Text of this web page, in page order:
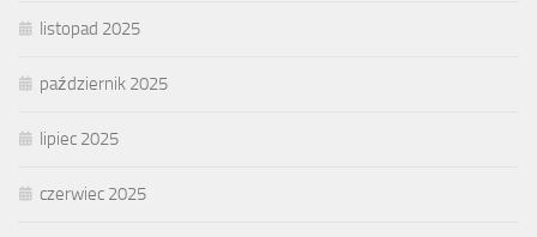
listopad 2025
październik 2025
lipiec 2025
czerwiec 2025